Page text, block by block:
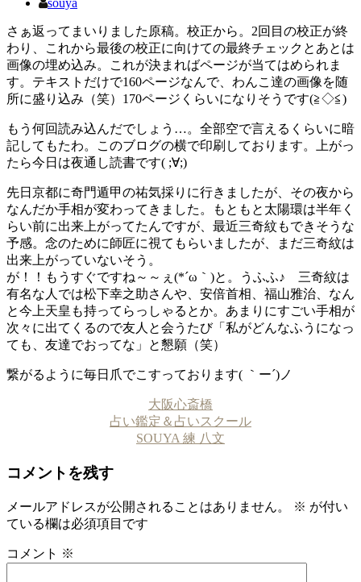
souya
さぁ返ってまいりました原稿。校正から。2回目の校正が終
わり、これから最後の校正に向けての最終チェックとあとは
画像の埋め込み。これが決まればページが当てはめられま
す。テキストだけで160ページなんで、わんこ達の画像を随
所に盛り込み（笑）170ページくらいになりそうです(≧◇≦)
もう何回読み込んだでしょう…。全部空で言えるくらいに暗
記してもたわ。このブログの横で印刷しております。上がっ
たら今日は夜通し読書です( ;∀;)
先日京都に奇門遁甲の祐気採りに行きましたが、その夜から
なんだか手相が変わってきました。もともと太陽環は半年く
らい前に出来上がってたんですが、最近三奇紋もできそうな
予感。念のために師匠に視てもらいましたが、まだ三奇紋は
出来上がっていないそう。
が！！もうすぐですね～～ぇ(*´ω｀)と。うふふ♪ 三奇紋は
有名な人では松下幸之助さんや、安倍首相、福山雅治、なん
と今上天皇も持ってらっしゃるとか。あまりにすごい手相が
次々に出てくるので友人と会うたび「私がどんなふうになっ
ても、友達でおってな」と懇願（笑）
繋がるように毎日爪でこすっております( ｀ー´)ノ
大阪心斎橋
占い鑑定＆占いスクール
SOUYA 練 八文
コメントを残す
メールアドレスが公開されることはありません。 ※ が付い
ている欄は必須項目です
コメント ※